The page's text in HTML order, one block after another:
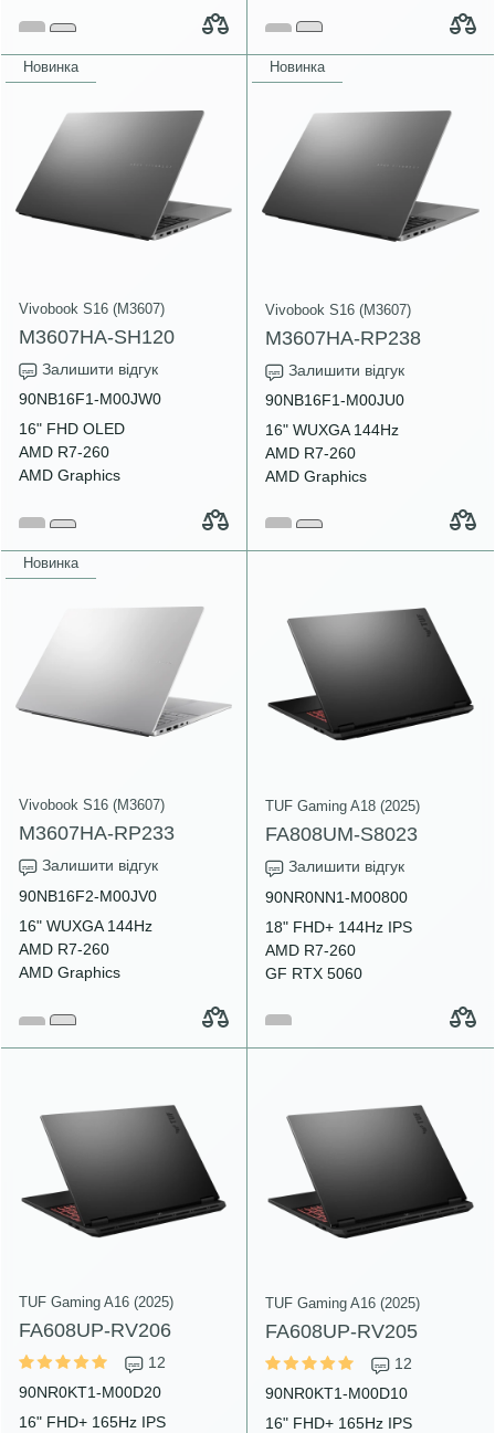
Новинка
Vivobook S16 (M3607)
M3607HA-SH120
Залишити відгук
90NB16F1-M00JW0
16" FHD OLED
AMD R7-260
AMD Graphics
Новинка
Vivobook S16 (M3607)
M3607HA-RP238
Залишити відгук
90NB16F1-M00JU0
16" WUXGA 144Hz
AMD R7-260
AMD Graphics
Новинка
Vivobook S16 (M3607)
M3607HA-RP233
Залишити відгук
90NB16F2-M00JV0
16" WUXGA 144Hz
AMD R7-260
AMD Graphics
TUF Gaming A18 (2025)
FA808UM-S8023
Залишити відгук
90NR0NN1-M00800
18" FHD+ 144Hz IPS
AMD R7-260
GF RTX 5060
TUF Gaming A16 (2025)
FA608UP-RV206
12
90NR0KT1-M00D20
16" FHD+ 165Hz IPS
TUF Gaming A16 (2025)
FA608UP-RV205
12
90NR0KT1-M00D10
16" FHD+ 165Hz IPS